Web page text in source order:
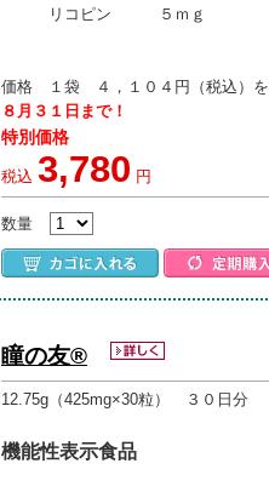
リコピン ５ｍｇ
価格 １袋 ４，１０４円（税込）を
８月３１日まで！
特別価格
税込 3,780 円
数量
瞳の友®
12.75g（425mg×30粒） ３０日分
機能性表示食品